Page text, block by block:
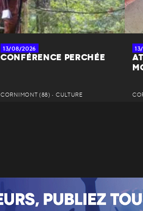
13/08/2026
CONFÉRENCE PERCHÉE
CORNIMONT (88) • CULTURE